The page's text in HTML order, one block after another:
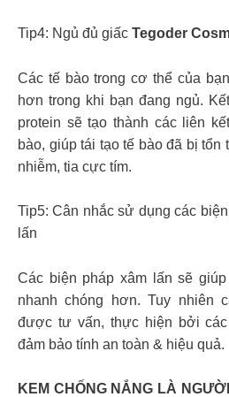
Tip4: Ngủ đủ giấc Tegoder
Các tế bào trong cơ thể của
hơn trong khi bạn đang ngủ.
protein sẽ tạo thành các liên
bào, giúp tái tạo tế bào đã bị
nhiễm, tia cực tím.
Tip5: Cân nhắc sử dụng các
lấn
Các biện pháp xâm lấn sẽ
nhanh chóng hơn. Tuy nhiên
được tư vấn, thực hiện bởi
đảm bảo tính an toàn & hiệu quả.
KEM CHỐNG NẮNG LÀ